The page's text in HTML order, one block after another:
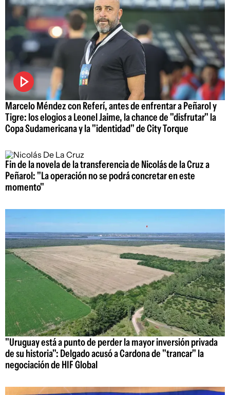
Marcelo Méndez con Referí, antes de enfrentar a Peñarol y
Tigre: los elogios a Leonel Jaime, la chance de "disfrutar" la
Copa Sudamericana y la "identidad" de City Torque
Fin de la novela de la transferencia de Nicolás de la Cruz a
Peñarol: "La operación no se podrá concretar en este
momento"
"Uruguay está a punto de perder la mayor inversión privada
de su historia": Delgado acusó a Cardona de "trancar" la
negociación de HIF Global